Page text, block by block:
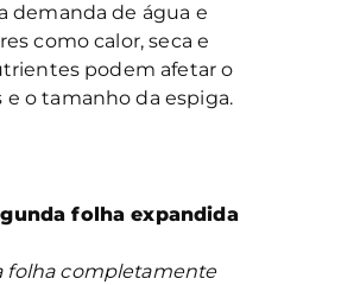
demanda de água e
como calor, seca e
podem afetar o
o tamanho da espiga.
folha expandida
folha completamente